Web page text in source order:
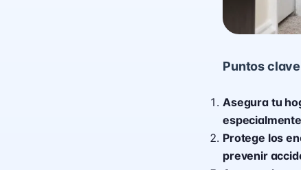
Puntos
Asegura tu
Protege los
prevenir